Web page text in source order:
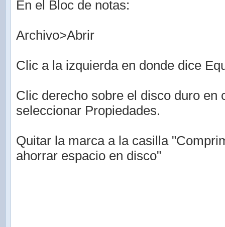
En el Bloc de notas:
Archivo>Abrir
Clic a la izquierda en donde dice
Clic derecho sobre el disco duro en
seleccionar Propiedades.
Quitar la marca a la casilla
ahorrar espacio en disco"